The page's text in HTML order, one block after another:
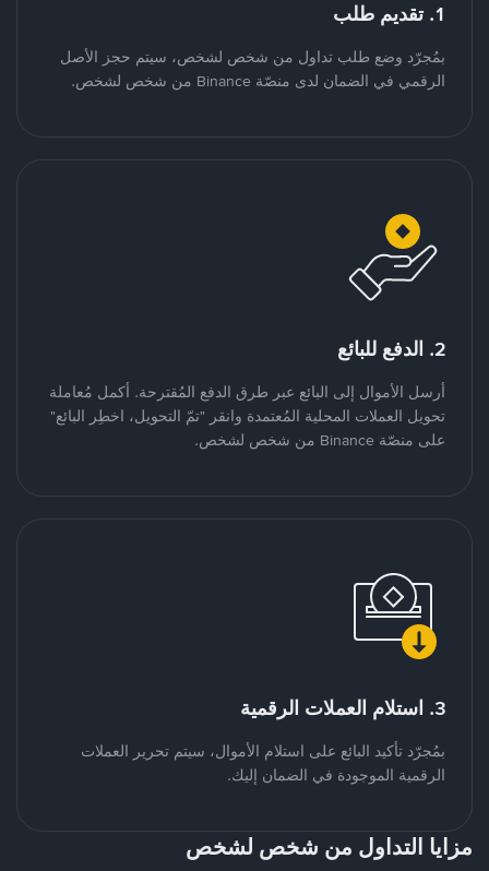
1. تقديم طلب
بمُجرّد وضع طلب تداول من شخص لشخص، سيتم حجز الأصل
الرقمي في الضمان لدى منصّة Binance من شخص لشخص.
2. الدفع للبائع
أرسل الأموال إلى البائع عبر طرق الدفع المُقترحة. أكمل مُعاملة
تحويل العملات المحلية المُعتمدة وانقر "تمّ التحويل، اخطِر البائع"
على منصّة Binance من شخص لشخص.
3. استلام العملات الرقمية
بمُجرّد تأكيد البائع على استلام الأموال، سيتم تحرير العملات
الرقمية الموجودة في الضمان إليك.
مزايا التداول من شخص لشخص